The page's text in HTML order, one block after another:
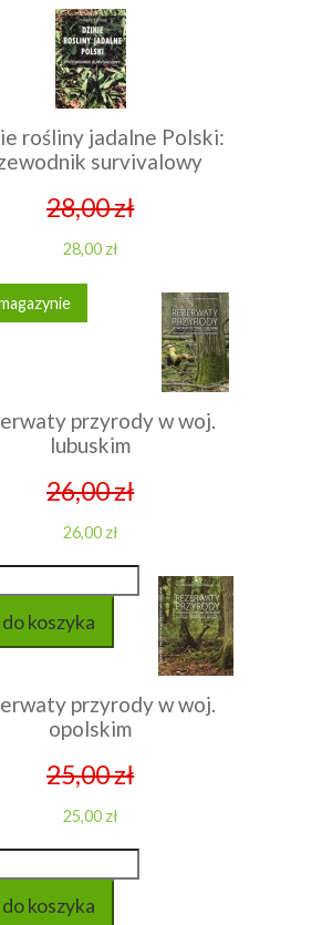
rośliny jadalne Polski:
survivalowy
28,00 zł
28,00 zł
przyrody w woj.
lubuskim
26,00 zł
26,00 zł
przyrody w woj.
opolskim
25,00 zł
25,00 zł